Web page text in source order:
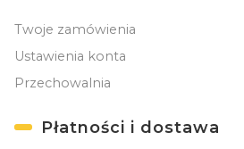
Twoje zamówienia
Ustawienia konta
Przechowalnia
Płatności i dostawa